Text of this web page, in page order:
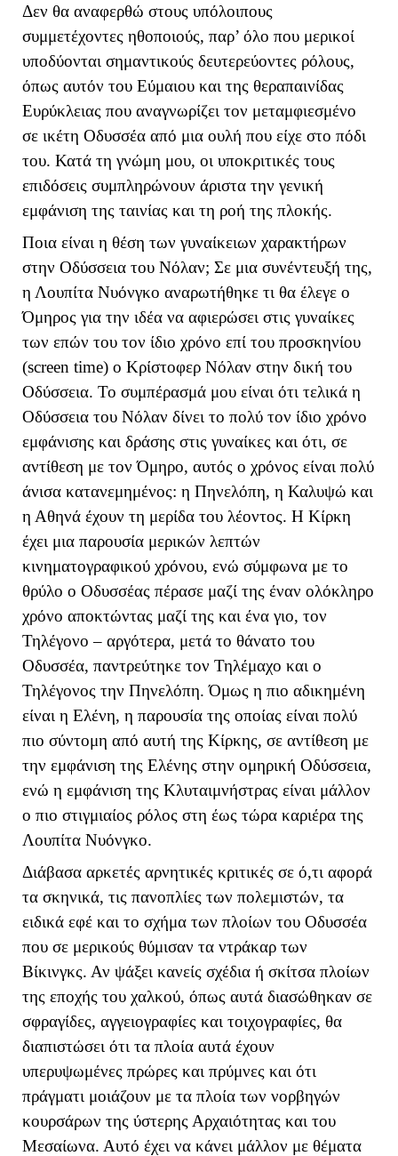
Δεν θα αναφερθώ στους υπόλοιπους
συμμετέχοντες ηθοποιούς, παρ’ όλο που μερικοί
υποδύονται σημαντικούς δευτερεύοντες ρόλους,
όπως αυτόν του Εύμαιου και της θεραπαινίδας
Ευρύκλειας που αναγνωρίζει τον μεταμφιεσμένο
σε ικέτη Οδυσσέα από μια ουλή που είχε στο πόδι
του. Κατά τη γνώμη μου, οι υποκριτικές τους
επιδόσεις συμπληρώνουν άριστα την γενική
εμφάνιση της ταινίας και τη ροή της πλοκής.
Ποια είναι η θέση των γυναίκειων χαρακτήρων
στην Οδύσσεια του Νόλαν; Σε μια συνέντευξή της,
η Λουπίτα Νυόνγκο αναρωτήθηκε τι θα έλεγε ο
Όμηρος για την ιδέα να αφιερώσει στις γυναίκες
των επών του τον ίδιο χρόνο επί του προσκηνίου
(screen time) ο Κρίστοφερ Νόλαν στην δική του
Οδύσσεια. Το συμπέρασμά μου είναι ότι τελικά η
Οδύσσεια του Νόλαν δίνει το πολύ τον ίδιο χρόνο
εμφάνισης και δράσης στις γυναίκες και ότι, σε
αντίθεση με τον Όμηρο, αυτός ο χρόνος είναι πολύ
άνισα κατανεμημένος: η Πηνελόπη, η Καλυψώ και
η Αθηνά έχουν τη μερίδα του λέοντος. Η Κίρκη
έχει μια παρουσία μερικών λεπτών
κινηματογραφικού χρόνου, ενώ σύμφωνα με το
θρύλο ο Οδυσσέας πέρασε μαζί της έναν ολόκληρο
χρόνο αποκτώντας μαζί της και ένα γιο, τον
Τηλέγονο – αργότερα, μετά το θάνατο του
Οδυσσέα, παντρεύτηκε τον Τηλέμαχο και ο
Τηλέγονος την Πηνελόπη. Όμως η πιο αδικημένη
είναι η Ελένη, η παρουσία της οποίας είναι πολύ
πιο σύντομη από αυτή της Κίρκης, σε αντίθεση με
την εμφάνιση της Ελένης στην ομηρική Οδύσσεια,
ενώ η εμφάνιση της Κλυταιμνήστρας είναι μάλλον
ο πιο στιγμιαίος ρόλος στη έως τώρα καριέρα της
Λουπίτα Νυόνγκο.
Διάβασα αρκετές αρνητικές κριτικές σε ό,τι αφορά
τα σκηνικά, τις πανοπλίες των πολεμιστών, τα
ειδικά εφέ και το σχήμα των πλοίων του Οδυσσέα
που σε μερικούς θύμισαν τα ντράκαρ των
Βίκινγκς. Αν ψάξει κανείς σχέδια ή σκίτσα πλοίων
της εποχής του χαλκού, όπως αυτά διασώθηκαν σε
σφραγίδες, αγγειογραφίες και τοιχογραφίες, θα
διαπιστώσει ότι τα πλοία αυτά έχουν
υπερυψωμένες πρώρες και πρύμνες και ότι
πράγματι μοιάζουν με τα πλοία των νορβηγών
κουρσάρων της ύστερης Αρχαιότητας και του
Μεσαίωνα. Αυτό έχει να κάνει μάλλον με θέματα